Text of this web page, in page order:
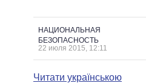
ГЛАВЫ
МЭРЫ
ВСЕ ПЕРСОНЫ
СРАВНЕНИЕ
НАЦИОНАЛЬНАЯ
БЕЗОПАСНОСТЬ
22 июля 2015, 12:11
Читати українською